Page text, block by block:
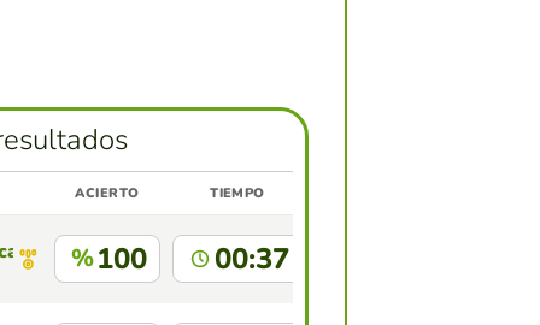
ACIERTO TIEMPO
castillo
%100 00:37